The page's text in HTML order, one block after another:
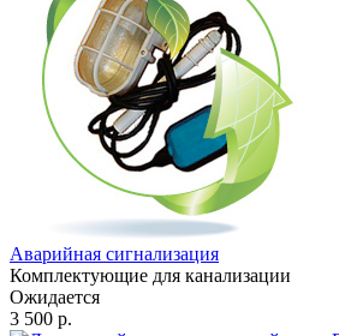
Аварийная сигнализация
Комплектующие для канализации
Ожидается
3 500 р.